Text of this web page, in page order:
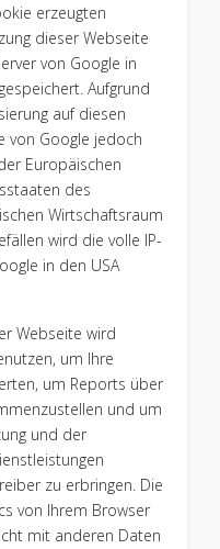
erzeugten
dieser Webseite
von Google in
Aufgrund
auf diesen
von Google jedoch
Europäischen
des
Wirtschaftsraum
wird die volle IP-
in den USA
Webseite wird
um Ihre
um Reports über
und um
und der
zu erbringen. Die
von Ihrem Browser
mit anderen Daten